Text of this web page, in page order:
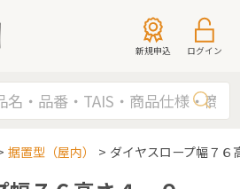
新規申込 ログイン
据置型（屋内） ダイヤスロープ幅７６